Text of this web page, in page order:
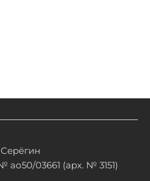
03661 (арх. № 3151)